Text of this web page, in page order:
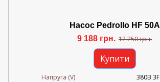
Насос Pedrollo HF 50A
9 188 грн. 12 250 грн.
Купити
Напруга (V)
380В 3F